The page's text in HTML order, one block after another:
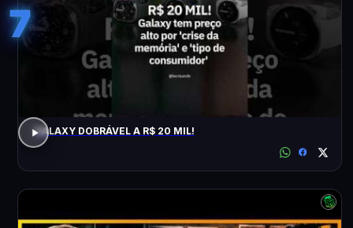
7
GALAXY DOBRÁVEL A R$ 20 MIL!